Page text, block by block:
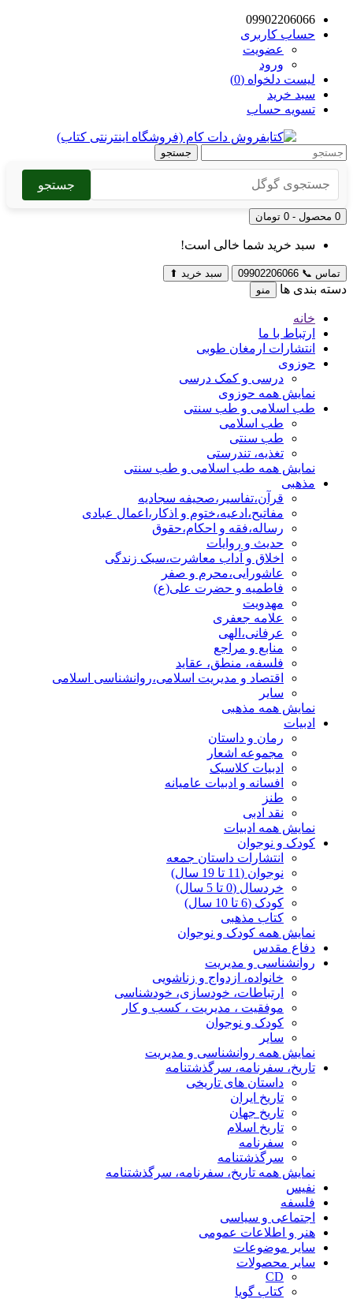
09902206066
حساب کاربری
عضویت
ورود
لیست دلخواه (0)
سبد خرید
تسویه حساب
جستجو
جستجو
0 محصول - 0 تومان
سبد خرید شما خالی است!
تماس 📞
09902206066 سبد خرید ⬆
دسته بندی ها منو
خانه
ارتباط با ما
انتشارات ارمغان طوبی
حوزوی
درسی و کمک درسی
نمایش همه حوزوی
طب اسلامی و طب سنتی
طب اسلامی
طب سنتی
تغذیه، تندرستی
نمایش همه طب اسلامی و طب سنتی
مذهبی
قرآن،تفاسیر،صحیفه سجادیه
مفاتیح،ادعیه،ختوم و اذکار،اعمال عبادی
رساله،فقه و احکام،حقوق
حدیث و روایات
اخلاق و آداب معاشرت،سبک زندگی
عاشورایی،محرم و صفر
فاطمیه و حضرت علی(ع)
مهدویت
علامه جعفری
عرفانی،الهی
منابع و مراجع
فلسفه، منطق، عقاید
اقتصاد و مدیریت اسلامی،روانشناسی اسلامی
سایر
نمایش همه مذهبی
ادبیات
رمان و داستان
مجموعه اشعار
ادبیات کلاسیک
افسانه و ادبیات عامیانه
طنز
نقد ادبی
نمایش همه ادبیات
کودک و نوجوان
انتشارات داستان جمعه
نوجوان (11 تا 19 سال)
خردسال (0 تا 5 سال)
کودک (6 تا 10 سال)
کتاب مذهبی
نمایش همه کودک و نوجوان
دفاع مقدس
روانشناسی و مدیریت
خانواده، ازدواج و زناشویی
ارتباطات، خودسازی، خودشناسی
موفقیت ، مدیریت ، کسب و کار
کودک و نوجوان
سایر
نمایش همه روانشناسی و مدیریت
تاریخ، سفرنامه، سرگذشتنامه
داستان های تاریخی
تاریخ ایران
تاریخ جهان
تاریخ اسلام
سفرنامه
سرگذشتنامه
نمایش همه تاریخ، سفرنامه، سرگذشتنامه
نفیس
فلسفه
اجتماعی و سیاسی
هنر و اطلاعات عمومی
سایر موضوعات
سایر محصولات
CD
کتاب گویا